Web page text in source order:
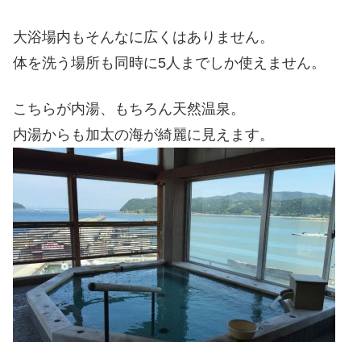
大浴場内もそんなに広くはありません。
体を洗う場所も同時に5人までしか使えません。
こちらが内湯、もちろん天然温泉。
内湯からも加太の海が綺麗に見えます。